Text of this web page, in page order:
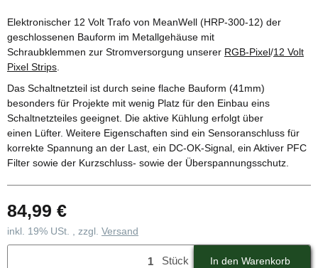
Elektronischer 12 Volt Trafo von MeanWell (HRP-300-12) der
geschlossenen Bauform im Metallgehäuse mit
Schraubklemmen zur Stromversorgung unserer RGB-Pixel/12 Volt
Pixel Strips.
Das Schaltnetzteil ist durch seine flache Bauform (41mm)
besonders für Projekte mit wenig Platz für den Einbau eins
Schaltnetzteiles geeignet. Die aktive Kühlung erfolgt über
einen Lüfter. Weitere Eigenschaften sind ein Sensoranschluss für
korrekte Spannung an der Last, ein DC-OK-Signal, ein Aktiver PFC
Filter sowie der Kurzschluss- sowie der Überspannungsschutz.
84,99 €
inkl. 19% USt. , zzgl. Versand
Stück In den Warenkorb